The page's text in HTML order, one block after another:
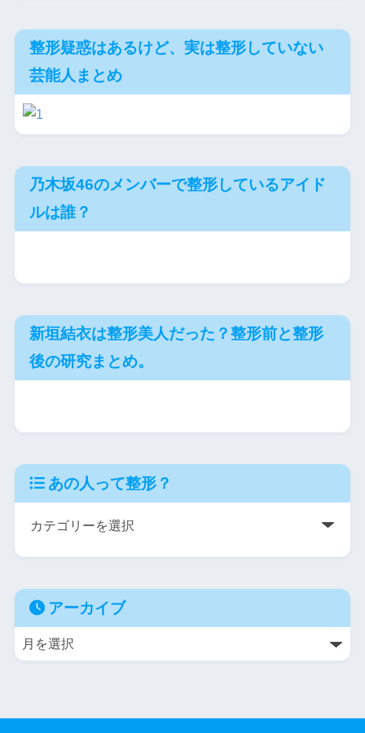
整形疑惑はあるけど、実は整形していない
芸能人まとめ
乃木坂46のメンバーで整形しているアイド
ルは誰？
新垣結衣は整形美人だった？整形前と整形
後の研究まとめ。
あの人って整形？
アーカイブ